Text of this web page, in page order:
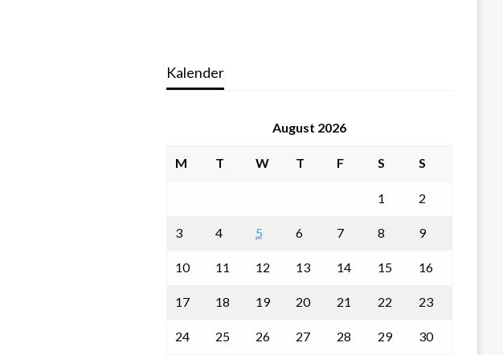
Kalender
August 2026
M T W T F S S
1 2
3 4 5 6 7 8 9
10 11 12 13 14 15 16
17 18 19 20 21 22 23
24 25 26 27 28 29 30